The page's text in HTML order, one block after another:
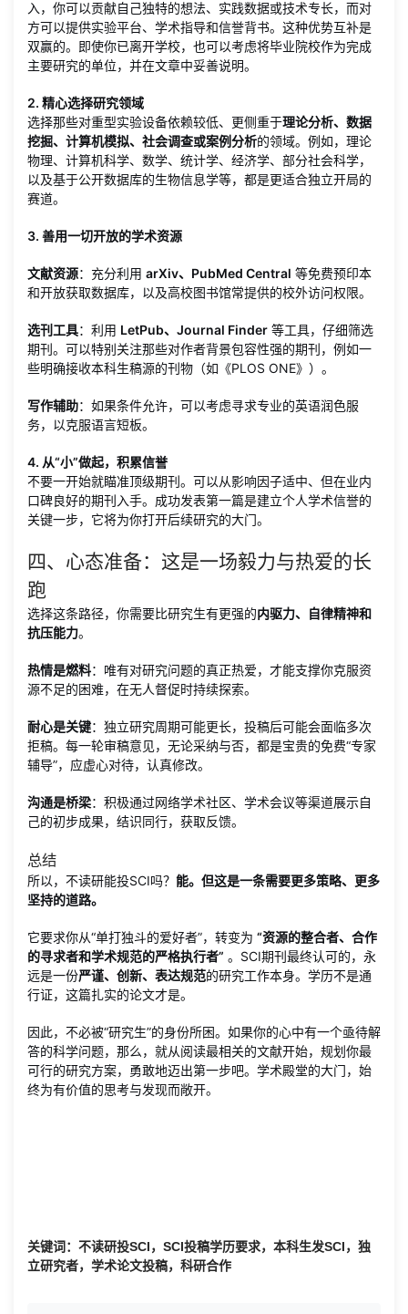
入，你可以贡献自己独特的想法、实践数据或技术专长，而对
方可以提供实验平台、学术指导和信誉背书。这种优势互补是
双赢的。即使你已离开学校，也可以考虑将毕业院校作为完成
主要研究的单位，并在文章中妥善说明。
2. 精心选择研究领域
选择那些对重型实验设备依赖较低、更侧重于理论分析、数据
挖掘、计算机模拟、社会调查或案例分析的领域。例如，理论
物理、计算机科学、数学、统计学、经济学、部分社会科学，
以及基于公开数据库的生物信息学等，都是更适合独立开局的
赛道。
3. 善用一切开放的学术资源
文献资源：充分利用 arXiv、PubMed Central 等免费预印本
和开放获取数据库，以及高校图书馆常提供的校外访问权限。
选刊工具：利用 LetPub、Journal Finder 等工具，仔细筛选
期刊。可以特别关注那些对作者背景包容性强的期刊，例如一
些明确接收本科生稿源的刊物（如《PLOS ONE》）。
写作辅助：如果条件允许，可以考虑寻求专业的英语润色服
务，以克服语言短板。
4. 从“小”做起，积累信誉
不要一开始就瞄准顶级期刊。可以从影响因子适中、但在业内
口碑良好的期刊入手。成功发表第一篇是建立个人学术信誉的
关键一步，它将为你打开后续研究的大门。
四、心态准备：这是一场毅力与热爱的长
跑
选择这条路径，你需要比研究生有更强的内驱力、自律精神和
抗压能力。
热情是燃料：唯有对研究问题的真正热爱，才能支撑你克服资
源不足的困难，在无人督促时持续探索。
耐心是关键：独立研究周期可能更长，投稿后可能会面临多次
拒稿。每一轮审稿意见，无论采纳与否，都是宝贵的免费“专家
辅导”，应虚心对待，认真修改。
沟通是桥梁：积极通过网络学术社区、学术会议等渠道展示自
己的初步成果，结识同行，获取反馈。
总结
所以，不读研能投SCI吗？ 能。但这是一条需要更多策略、更多
坚持的道路。
它要求你从“单打独斗的爱好者”，转变为 “资源的整合者、合作
的寻求者和学术规范的严格执行者” 。SCI期刊最终认可的，永
远是一份严谨、创新、表达规范的研究工作本身。学历不是通
行证，这篇扎实的论文才是。
因此，不必被“研究生”的身份所困。如果你的心中有一个亟待解
答的科学问题，那么，就从阅读最相关的文献开始，规划你最
可行的研究方案，勇敢地迈出第一步吧。学术殿堂的大门，始
终为有价值的思考与发现而敞开。
关键词：不读研投SCI，SCI投稿学历要求，本科生发SCI，独
立研究者，学术论文投稿，科研合作